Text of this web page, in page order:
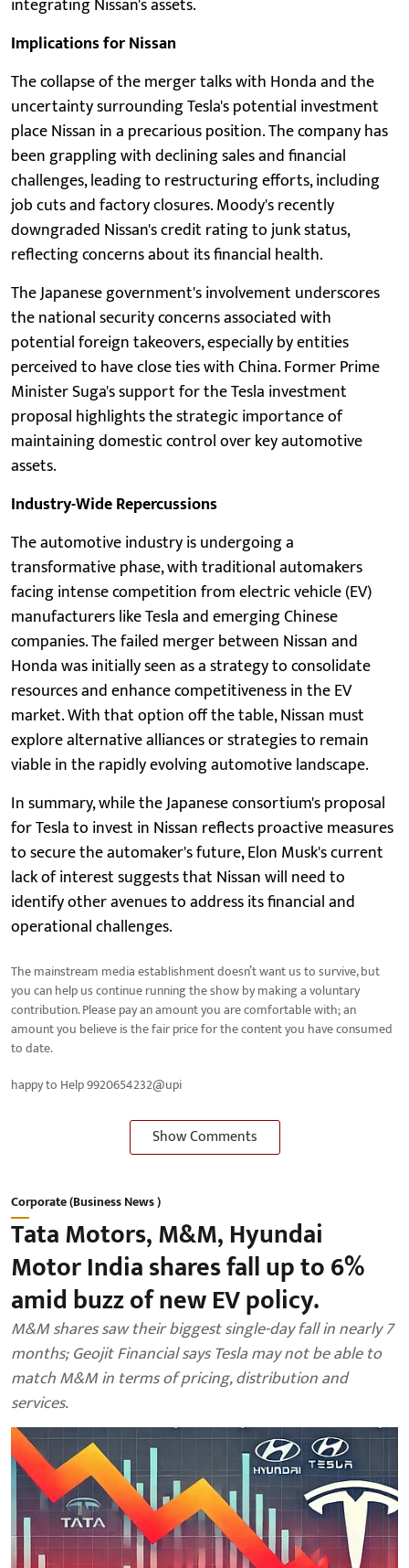
integrating Nissan's assets.
Implications for Nissan
The collapse of the merger talks with Honda and the
uncertainty surrounding Tesla's potential investment
place Nissan in a precarious position. The company has
been grappling with declining sales and financial
challenges, leading to restructuring efforts, including
job cuts and factory closures. Moody's recently
downgraded Nissan's credit rating to junk status,
reflecting concerns about its financial health.
The Japanese government's involvement underscores
the national security concerns associated with
potential foreign takeovers, especially by entities
perceived to have close ties with China. Former Prime
Minister Suga's support for the Tesla investment
proposal highlights the strategic importance of
maintaining domestic control over key automotive
assets.
Industry-Wide Repercussions
The automotive industry is undergoing a
transformative phase, with traditional automakers
facing intense competition from electric vehicle (EV)
manufacturers like Tesla and emerging Chinese
companies. The failed merger between Nissan and
Honda was initially seen as a strategy to consolidate
resources and enhance competitiveness in the EV
market. With that option off the table, Nissan must
explore alternative alliances or strategies to remain
viable in the rapidly evolving automotive landscape.
In summary, while the Japanese consortium's proposal
for Tesla to invest in Nissan reflects proactive measures
to secure the automaker's future, Elon Musk's current
lack of interest suggests that Nissan will need to
identify other avenues to address its financial and
operational challenges.
The mainstream media establishment doesn’t want us to survive, but
you can help us continue running the show by making a voluntary
contribution. Please pay an amount you are comfortable with; an
amount you believe is the fair price for the content you have consumed
to date.
happy to Help 9920654232@upi
Show Comments
Corporate (Business News )
Tata Motors, M&M, Hyundai
Motor India shares fall up to 6%
amid buzz of new EV policy.
M&M shares saw their biggest single-day fall in nearly 7
months; Geojit Financial says Tesla may not be able to
match M&M in terms of pricing, distribution and
services.